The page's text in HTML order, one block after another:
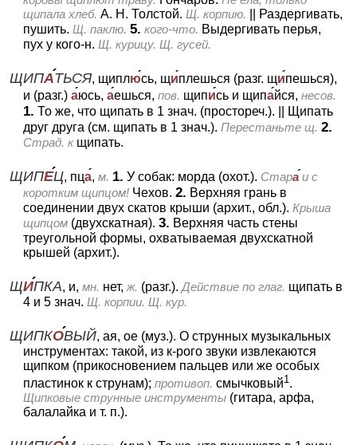
щипала хлеб. А. Н. Толстой. Щ. корпию.
Раздергивать,
пушить. Щ. паклю. 5. кого-что. Выдергивать перья,
пух у кого-н. Щ. курицу. Щ. гусей.
ЩИПАТЬСЯ, щиплюсь, щиплешься (разг. щипешься),
и (разг.) аюсь, аешься, пов. щипись и щипайся, несов.
1. То же, что щипать в 1 знач. (простореч.).
Щипать
друг друга (см. щипать в 1 знач.). Перестаньте щ. 2.
Страд. к щипать.
ЩИПЕЦ, пца, м. 1. У собак: морда (охот.). Стара и с
коротким щипцом! Чехов. 2. Верхняя грань в
соединении двух скатов крыши (архит., обл.). Крыша
щипцом (двухскатная). 3. Верхняя часть стены
треугольной формы, охватываемая двухскатной
крышей (архит.).
ЩИПКА, и, мн. нет, ж. (разг.). Действие по глаг. щипать в
4 и 5 знач. Щ. корпии. Щ. кур.
ЩИПКОВЫЙ, ая, ое (муз.). О струнных музыкальных
инструментах: такой, из к-рого звуки извлекаются
щипком (прикосновением пальцев или же особых
пластинок к струнам); противоп. смычковый1.
Щипковые струнные инструменты (гитара, арфа,
балалайка и т. п.).